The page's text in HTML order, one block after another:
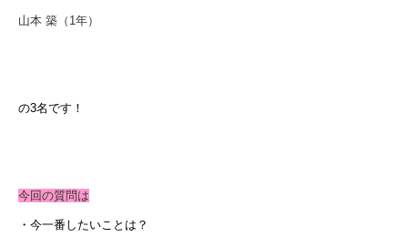
山本 築（1年）
の3名です！
今回の質問は
・今一番したいことは？